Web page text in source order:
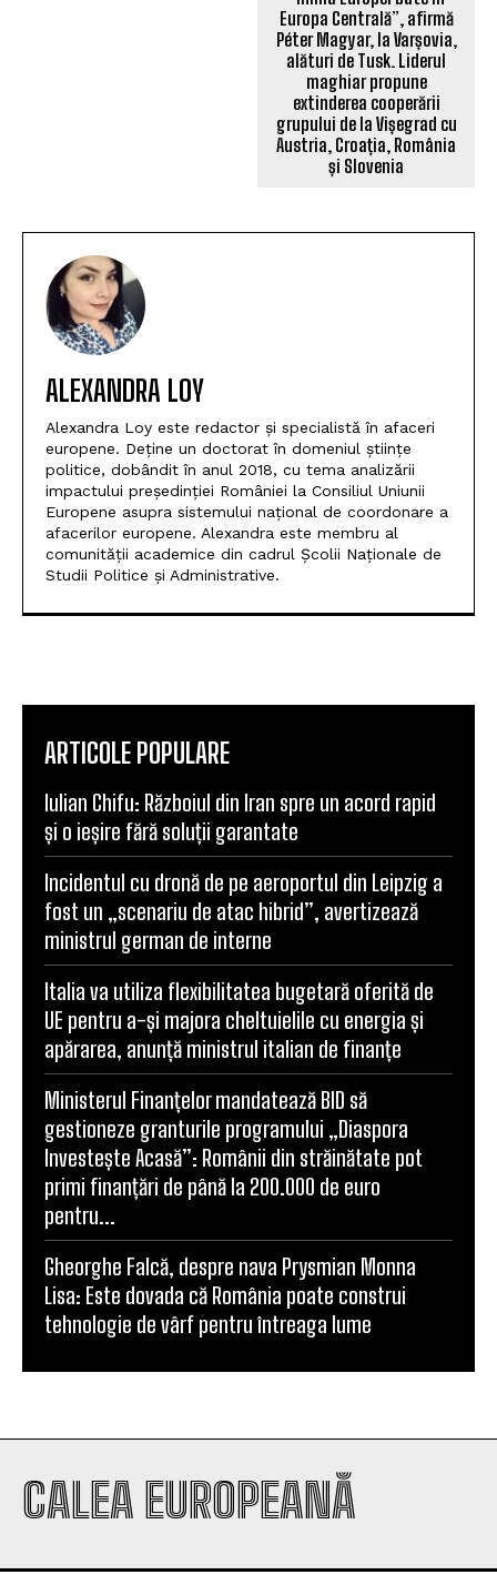
Europa Centrală”, afirmă
Péter Magyar, la Varșovia,
alături de Tusk. Liderul
maghiar propune
extinderea cooperării
grupului de la Vișegrad cu
Austria, Croația, România
și Slovenia
ALEXANDRA LOY
Alexandra Loy este redactor și specialistă în afaceri
europene. Deține un doctorat în domeniul științe
politice, dobândit în anul 2018, cu tema analizării
impactului președinției României la Consiliul Uniunii
Europene asupra sistemului național de coordonare a
afacerilor europene. Alexandra este membru al
comunității academice din cadrul Școlii Naționale de
Studii Politice și Administrative.
ARTICOLE POPULARE
Iulian Chifu: Războiul din Iran spre un acord rapid
și o ieșire fără soluții garantate
Incidentul cu dronă de pe aeroportul din Leipzig a
fost un „scenariu de atac hibrid”, avertizează
ministrul german de interne
Italia va utiliza flexibilitatea bugetară oferită de
UE pentru a-și majora cheltuielile cu energia și
apărarea, anunță ministrul italian de finanțe
Ministerul Finanțelor mandatează BID să
gestioneze granturile programului „Diaspora
Investește Acasă”: Românii din străinătate pot
primi finanțări de până la 200.000 de euro
pentru...
Gheorghe Falcă, despre nava Prysmian Monna
Lisa: Este dovada că România poate construi
tehnologie de vârf pentru întreaga lume
CALEA EUROPEANĂ